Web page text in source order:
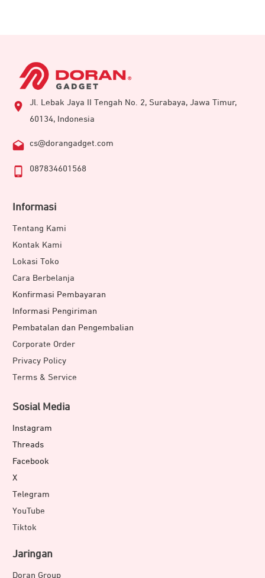
Jl. Lebak Jaya II Tengah No. 2, Surabaya, Jawa Timur,
60134, Indonesia
cs@dorangadget.com
087834601568
Informasi
Tentang Kami
Kontak Kami
Lokasi Toko
Cara Berbelanja
Konfirmasi Pembayaran
Informasi Pengiriman
Pembatalan dan Pengembalian
Corporate Order
Privacy Policy
Terms & Service
Sosial Media
Instagram
Threads
Facebook
X
Telegram
YouTube
Tiktok
Jaringan
Doran Group